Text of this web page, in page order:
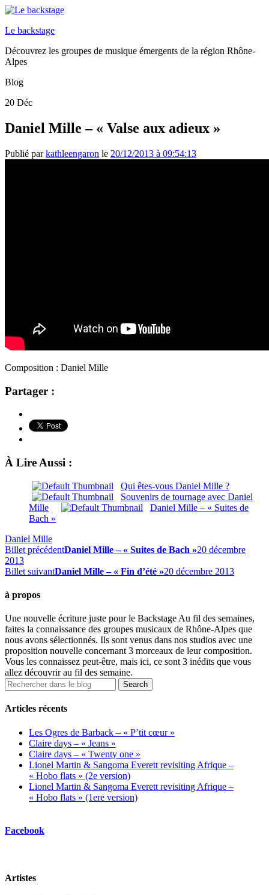
Le backstage
Découvrez les groupes de musique émergents de la région Rhône-
Alpes
Blog
20 Déc
Daniel Mille – « Valse aux adieux »
Publié parkathleengaron le 20/12/2013 à 09:54:13
Composition : Daniel Mille
Partager :
À Lire Aussi :
Qui êtes-vous Daniel Mille ?
Souvenirs de tournage avec Daniel
Mille
Daniel Mille – « Suites de
Bach »
Daniel Mille
Billet précédentDaniel Mille – « Suites de Bach »20 décembre
2013
Billet suivantDaniel Mille – « Fin d’été »20 décembre 2013
à propos
Une nouvelle écriture juste pour le Backstage Au fil des semaines,
faites la connaissance des groupes musicaux de Rhône-Alpes que
nous avons sélectionnés. Ils sont venus dans nos studios avec une
proposition nouvelle concernant 3 morceaux de leur composition.
Vous les connaissez peut-être, mais ici, ce sont 3 inédits que vous
allez découvrir au fil des semaine.
Articles récents
Les Ogres de Barback – « P’tit cœur »
Claire days – « Jeans »
Claire days – « Twenty one »
Lionel Martin & Sangoma Everett revisiting Afrique –
« Hobo flats » (2e version)
Lionel Martin & Sangoma Everett revisiting Afrique –
« Hobo flats » (1ere version)
Facebook
Artistes